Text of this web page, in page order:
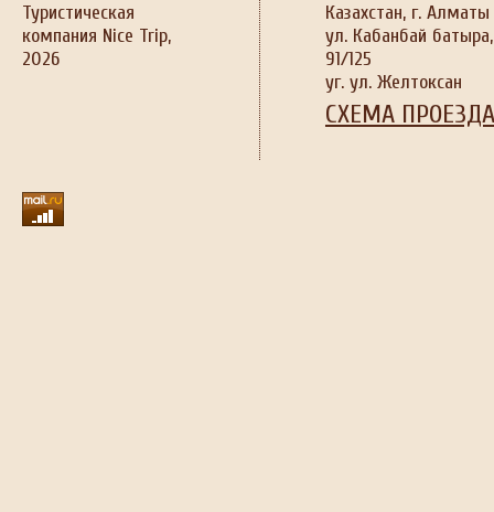
Туристическая
компания Nice Trip,
2026
Казахстан, г. Алматы
ул. Кабанбай батыра,
91/125
уг. ул. Желтоксан
СХЕМА ПРОЕЗДА